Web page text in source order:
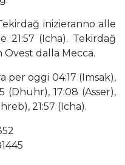
inizieranno alle
21:57 (Icha). Tekirdağ
Ovest dalla Mecca.
per oggi 04:17 (Imsak),
(Dhuhr), 17:08 (Asser),
21:57 (Icha).